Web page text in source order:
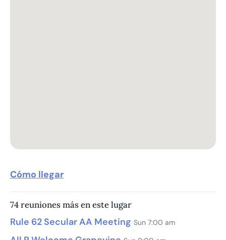
Cómo llegar
74 reuniones más en este lugar
Rule 62 Secular AA Meeting Sun 7:00 am